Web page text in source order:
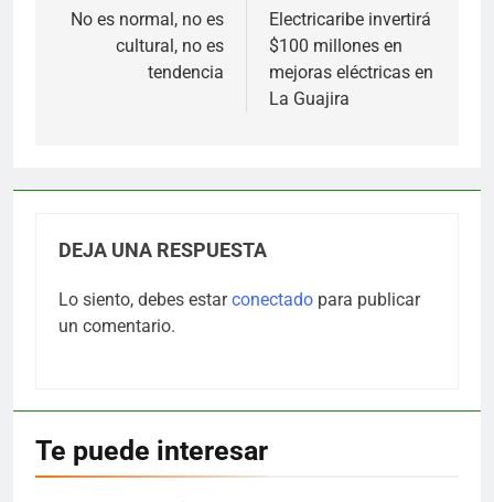
de
entradas
No es normal, no es
cultural, no es
tendencia
Electricaribe invertirá
$100 millones en
mejoras eléctricas en
La Guajira
DEJA UNA RESPUESTA
Lo siento, debes estarconectado para publicar
un comentario.
Te puede interesar